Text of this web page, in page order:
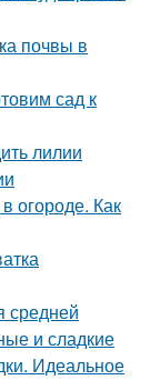
почвы в
сад к
лилии
огороде. Как
средней
и сладкие
Идеальное